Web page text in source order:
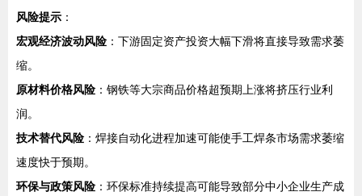
风险提示 ：
宏观经济波动风险 ：下游固定资产投资大幅下滑将直接导致需求萎
缩。
原材料价格风险 ：钢铁等大宗商品价格超预期上涨将挤压行业利
润。
技术替代风险 ：焊接自动化进程加速可能使手工焊条市场需求萎缩
速度快于预期。
环保与政策风险 ：环保标准持续提高可能导致部分中小企业生产成